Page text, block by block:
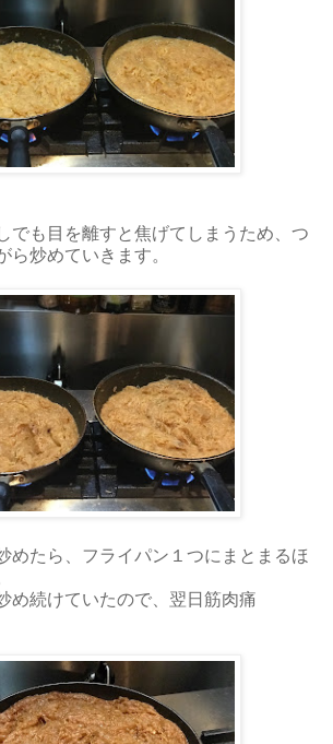
でも目を離すと焦げてしまうため、つ
ら炒めていきます。
めたら、フライパン１つにまとまるほ
め続けていたので、翌日筋肉痛